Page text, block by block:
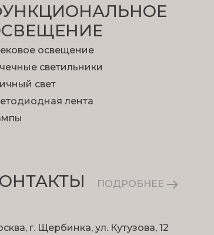
освещение
светильники
свет
лента
ПОДРОБНЕЕ
г. Щербинка, ул. Кутузова, 12